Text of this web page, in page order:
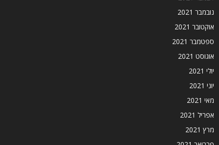
נובמבר 2021
אוקטובר 2021
ספטמבר 2021
אוגוסט 2021
יולי 2021
יוני 2021
מאי 2021
אפריל 2021
מרץ 2021